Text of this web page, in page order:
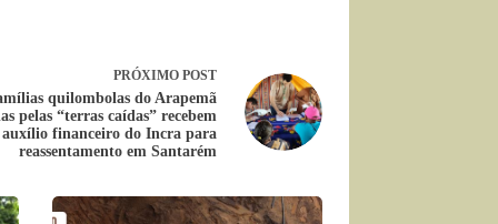
PRÓXIMO POST
quilombolas do Arapemã
pelas “terras caídas” recebem
auxílio financeiro do Incra para
reassentamento em Santarém